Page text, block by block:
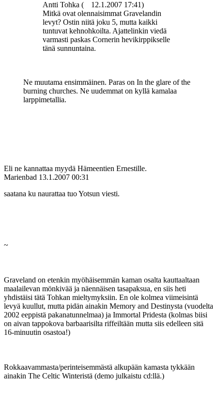
Antti Tohka (
12.1.2007 17:41)
Mitkä ovat olennaisimmat Gravelandin
levyt? Ostin niitä joku 5, mutta kaikki
tuntuvat kehnohkoilta. Ajattelinkin viedä
varmasti paskas Cornerin hevikirppikselle
tänä sunnuntaina.
Ne muutama ensimmäinen. Paras on In the glare of the
burning churches. Ne uudemmat on kyllä kamalaa
larppimetallia.
Eli ne kannattaa myydä Hämeentien Ernestille.
Marienbad 13.1.2007 00:31
saatana ku naurattaa tuo Yotsun viesti.
~
Graveland on etenkin myöhäisemmän kaman osalta kauttaaltaan
maalailevan mönkivää ja näennäisen tasapaksua, en siis heti
yhdistäisi tätä Tohkan mieltymyksiin. En ole kolmea viimeisintä
levyä kuullut, mutta pidän ainakin Memory and Destinysta (vuodelta
2002 eeppistä pakanatunnelmaa) ja Immortal Pridesta (kolmas biisi
on aivan tappokova barbaarisilta riffeiltään mutta siis edelleen sitä
16-minuutin osastoa!)
Rokkaavammasta/perinteisemmästä alkupään kamasta tykkään
ainakin The Celtic Winteristä (demo julkaistu cd:llä.)